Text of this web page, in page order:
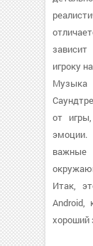
игроку
Музыка
от
эмоции.
важные
Итак,
Android,
хороший